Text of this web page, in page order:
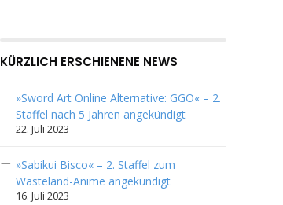
KÜRZLICH ERSCHIENENE NEWS
»Sword Art Online Alternative: GGO« – 2.
Staffel nach 5 Jahren angekündigt
22. Juli 2023
»Sabikui Bisco« – 2. Staffel zum
Wasteland-Anime angekündigt
16. Juli 2023